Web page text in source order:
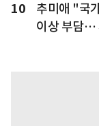
10
추미애 "국
이상 부담…